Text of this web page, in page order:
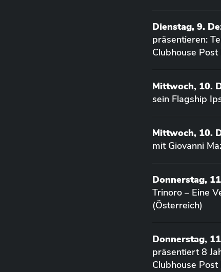
Dienstag, 9.
präsentieren:
Clubhouse
Mittwoch, 10.
sein Flagship
Mittwoch, 10.
mit Giovanni
Donnerstag,
Trinoro – Eine
(Österreich)
Donnerstag,
präsentiert 8
Clubhouse